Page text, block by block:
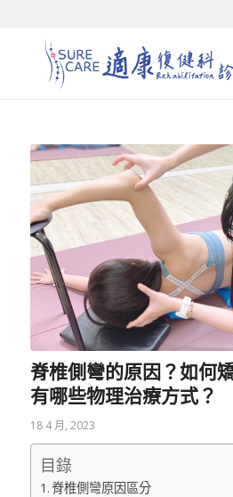
脊椎側彎的原因？如何
有哪些物理治療方式？
18 4 月, 2023
目錄
脊椎側彎原因區分